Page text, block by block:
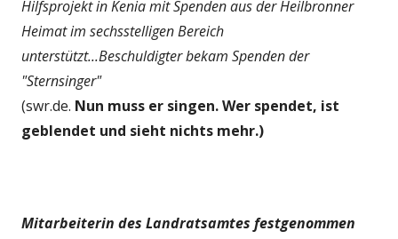
Hilfsprojekt in Kenia mit Spenden aus der Heilbronner
Heimat im sechsstelligen Bereich
unterstützt...Beschuldigter bekam Spenden der
"Sternsinger"
(swr.de. Nun muss er singen. Wer spendet, ist
geblendet und sieht nichts mehr.)
Mitarbeiterin des Landratsamtes festgenommen